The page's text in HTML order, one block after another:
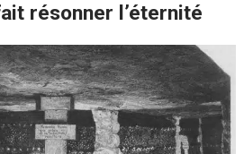
résonner l’éternité